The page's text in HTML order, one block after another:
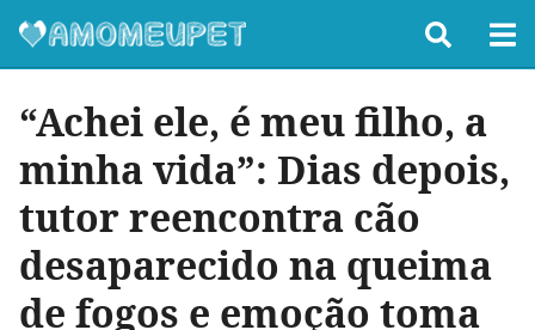
“Achei ele, é meu filho, a
minha vida”: Dias depois,
tutor reencontra cão
desaparecido na queima
de fogos e emoção toma